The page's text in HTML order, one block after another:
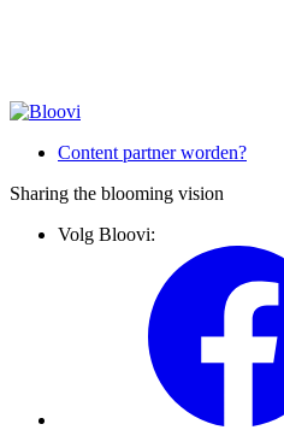
Content partner worden?
Sharing the blooming vision
Volg Bloovi: